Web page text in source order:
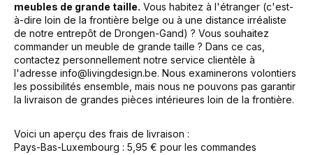
meubles de grande taille. Vous habitez à l'étranger (c'est-
à-dire loin de la frontière belge ou à une distance irréaliste
de notre entrepôt de Drongen-Gand) ? Vous souhaitez
commander un meuble de grande taille ? Dans ce cas,
contactez personnellement notre service clientèle à
l'adresse info@livingdesign.be. Nous examinerons volontiers
les possibilités ensemble, mais nous ne pouvons pas garantir
la livraison de grandes pièces intérieures loin de la frontière.
Voici un aperçu des frais de livraison :
Pays-Bas-Luxembourg : 5,95 € pour les commandes